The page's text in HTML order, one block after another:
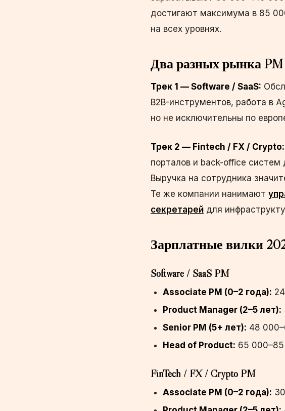
достигают максимума в 85
на всех уровнях.
Два разных рынка PM
Трек 1 — Software / SaaS:
B2B-инструментов, работа в
но не исключительны по
Трек 2 — Fintech / FX / Crypto:
порталов и back-office систем
Выручка на сотрудника
Те же компании нанимают
секретарей для
Зарплатные вилки
Software / SaaS PM
Associate PM (0–2 года):
Product Manager (2–5 лет):
Senior PM (5+ лет): 48
Head of Product: 65
FinTech / FX / Crypto PM
Associate PM (0–2 года):